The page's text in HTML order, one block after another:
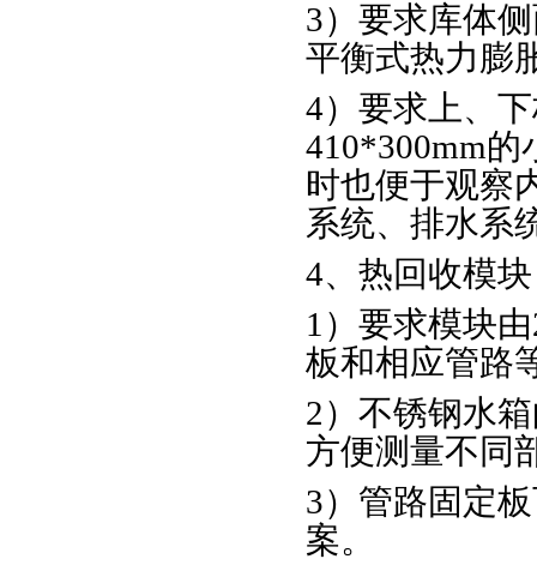
3）要求库体
平衡式热力膨
4）要求上、
410*300mm
时也便于观察
系统、排水系
4、热回收模
1）要求模块
板和相应管路
2）不锈钢水
方便测量不同
3）管路固定
案。